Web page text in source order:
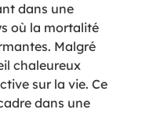
dans une
où la mortalité
Malgré
chaleureux
sur la vie. Ce
dans une